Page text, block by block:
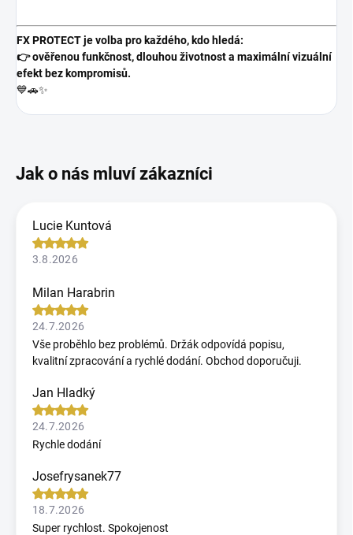
FX PROTECT je volba pro každého, kdo hledá:
👉 ověřenou funkčnost, dlouhou životnost a maximální vizuální
efekt bez kompromisů.
💙🚗✨
Lucie Kuntová
3.8.2026
Milan Harabrin
24.7.2026
Vše proběhlo bez problémů. Držák odpovídá popisu,
kvalitní zpracování a rychlé dodání. Obchod doporučuji.
Jan Hladký
24.7.2026
Rychle dodání
Josefrysanek77
18.7.2026
Super rychlost. Spokojenost